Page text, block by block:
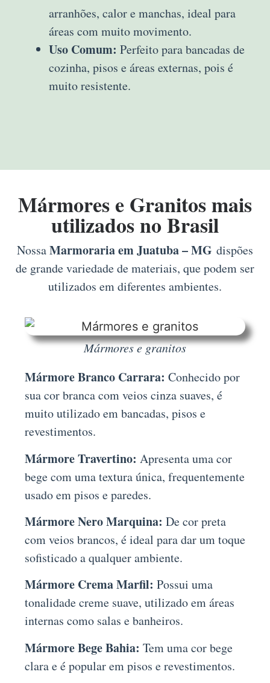
arranhões, calor e manchas, ideal para
áreas com muito movimento.
Uso Comum: Perfeito para bancadas de
cozinha, pisos e áreas externas, pois é
muito resistente.
Mármores e Granitos mais
utilizados no Brasil
NossaMarmoraria em Juatuba – MG dispões
de grande variedade de materiais, que podem ser
utilizados em diferentes ambientes.
Mármores e granitos
Mármore Branco Carrara: Conhecido por
sua cor branca com veios cinza suaves, é
muito utilizado em bancadas, pisos e
revestimentos.
Mármore Travertino: Apresenta uma cor
bege com uma textura única, frequentemente
usado em pisos e paredes.
Mármore Nero Marquina: De cor preta
com veios brancos, é ideal para dar um toque
sofisticado a qualquer ambiente.
Mármore Crema Marfil: Possui uma
tonalidade creme suave, utilizado em áreas
internas como salas e banheiros.
Mármore Bege Bahia: Tem uma cor bege
clara e é popular em pisos e revestimentos.